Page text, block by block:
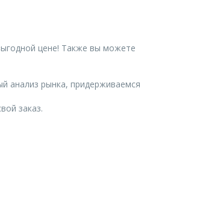
цене! Также вы можете
анализ рынка, придерживаемся
заказ.